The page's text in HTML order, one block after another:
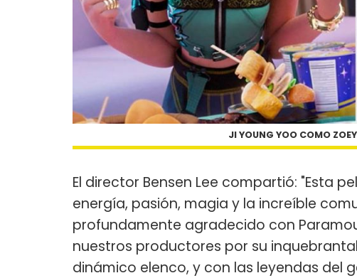
JI YOUNG YOO COMO
El director Bensen Lee compartió: "Esta
energía, pasión, magia y la increíble
profundamente agradecido con
nuestros productores por su
dinámico elenco, y con las leyendas del